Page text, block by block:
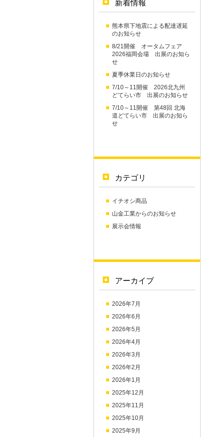
新着情報
熊本県下地震による配達遅延
のお知らせ
8/21開催 オータムフェア
2026福岡会場 出展のお知ら
せ
夏季休業日のお知らせ
7/10～11開催 2026北九州
どてらい市 出展のお知らせ
7/10～11開催 第48回 北海
道どてらい市 出展のお知ら
せ
カテゴリ
イチオシ商品
山金工業からのお知らせ
展示会情報
アーカイブ
2026年7月
2026年6月
2026年5月
2026年4月
2026年3月
2026年2月
2026年1月
2025年12月
2025年11月
2025年10月
2025年9月